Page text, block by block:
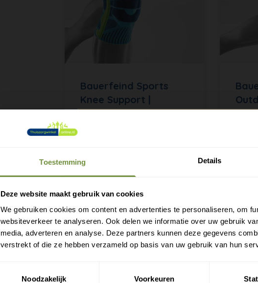
Toestemming Details
Deze website maakt gebruik van cookies
We gebruiken cookies om content en advertenties te personaliseren, om
websiteverkeer te analyseren. Ook delen we informatie over uw gebruik
media, adverteren en analyse. Deze partners kunnen deze gegevens
verstrekt of die ze hebben verzameld op basis van uw gebruik van hun
Noodzakelijk
Voorkeuren
Bauerfeind Sports
Knee Support |
Kniebandage
€5995
Laat je e-mail achter.
een gratis verzending
Gratis verzending op je eerste bestelling
Nieuwe producten als eerste ontdekken
Deskundige tips over zorg en herstel
Exclusieve aanbiedingen voor abonnees